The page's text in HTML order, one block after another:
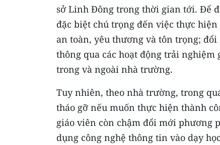
sở Linh Đông trong thời gian tới. Để
đặc biệt chú trọng đến việc thực
an toàn, yêu thương và tôn trọng;
thông qua các hoạt động trải
trong và ngoài nhà trường.
Tuy nhiên, theo nhà trường, trong
tháo gỡ nếu muốn thực hiện thành
giáo viên còn chậm đổi mới phương
dụng công nghệ thông tin vào dạy